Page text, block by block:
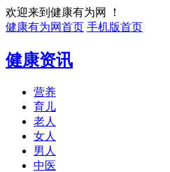
欢迎来到健康有为网 ！
健康有为网首页 手机版首页
健康资讯
营养
育儿
老人
女人
男人
中医